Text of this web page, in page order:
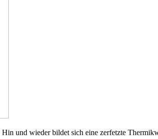
und wieder bildet sich eine zerfetzte